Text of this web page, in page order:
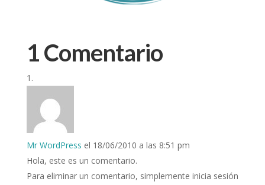
1 Comentario
Mr WordPress el 18/06/2010 a las 8:51 pm
Hola, este es un comentario.
Para eliminar un comentario, simplemente inicia sesión